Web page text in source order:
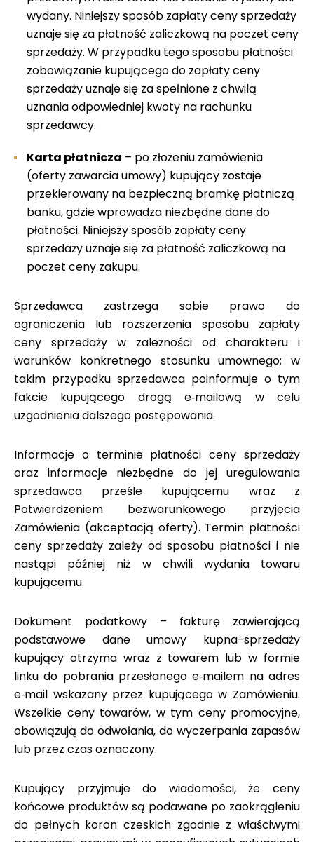
wydany. Niniejszy sposób zapłaty ceny sprzedaży
uznaje się za płatność zaliczkową na poczet ceny
sprzedaży. W przypadku tego sposobu płatności
zobowiązanie kupującego do zapłaty ceny
sprzedaży uznaje się za spełnione z chwilą
uznania odpowiedniej kwoty na rachunku
sprzedawcy.
Karta płatnicza – po złożeniu zamówienia
(oferty zawarcia umowy) kupujący zostaje
przekierowany na bezpieczną bramkę płatniczą
banku, gdzie wprowadza niezbędne dane do
płatności. Niniejszy sposób zapłaty ceny
sprzedaży uznaje się za płatność zaliczkową na
poczet ceny zakupu.
Sprzedawca zastrzega sobie prawo do
ograniczenia lub rozszerzenia sposobu zapłaty
ceny sprzedaży w zależności od charakteru i
warunków konkretnego stosunku umownego; w
takim przypadku sprzedawca poinformuje o tym
fakcie kupującego drogą e‑mailową w celu
uzgodnienia dalszego postępowania.
Informacje o terminie płatności ceny sprzedaży
oraz informacje niezbędne do jej uregulowania
sprzedawca prześle kupującemu wraz z
Potwierdzeniem bezwarunkowego przyjęcia
Zamówienia (akceptacją oferty). Termin płatności
ceny sprzedaży zależy od sposobu płatności i nie
nastąpi później niż w chwili wydania towaru
kupującemu.
Dokument podatkowy – fakturę zawierającą
podstawowe dane umowy kupna-sprzedaży
kupujący otrzyma wraz z towarem lub w formie
linku do pobrania przesłanego e‑mailem na adres
e‑mail wskazany przez kupującego w Zamówieniu.
Wszelkie ceny towarów, w tym ceny promocyjne,
obowiązują do odwołania, do wyczerpania zapasów
lub przez czas oznaczony.
Kupujący przyjmuje do wiadomości, że ceny
końcowe produktów są podawane po zaokrągleniu
do pełnych koron czeskich zgodnie z właściwymi